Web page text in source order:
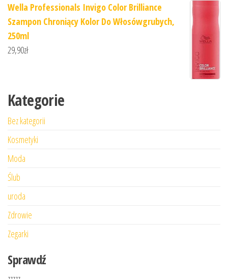
Wella Professionals Invigo Color Brilliance
Szampon Chroniący Kolor Do Włosówgrubych,
250ml
29,90zł
Kategorie
Bez kategorii
Kosmetyki
Moda
Ślub
uroda
Zdrowie
Zegarki
Sprawdź